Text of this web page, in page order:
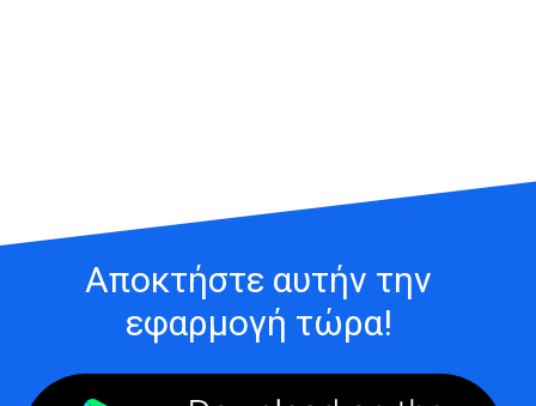
Αποκτήστε αυτήν την
εφαρμογή τώρα!